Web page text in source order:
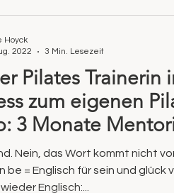
Pilates Trainerin
zum eigenen
3 Monate
heute
Nein, das Wort kommt nicht
be = Englisch für sein und glück
Englisch:...
Hoyck
2022
3 Min. Lesezeit